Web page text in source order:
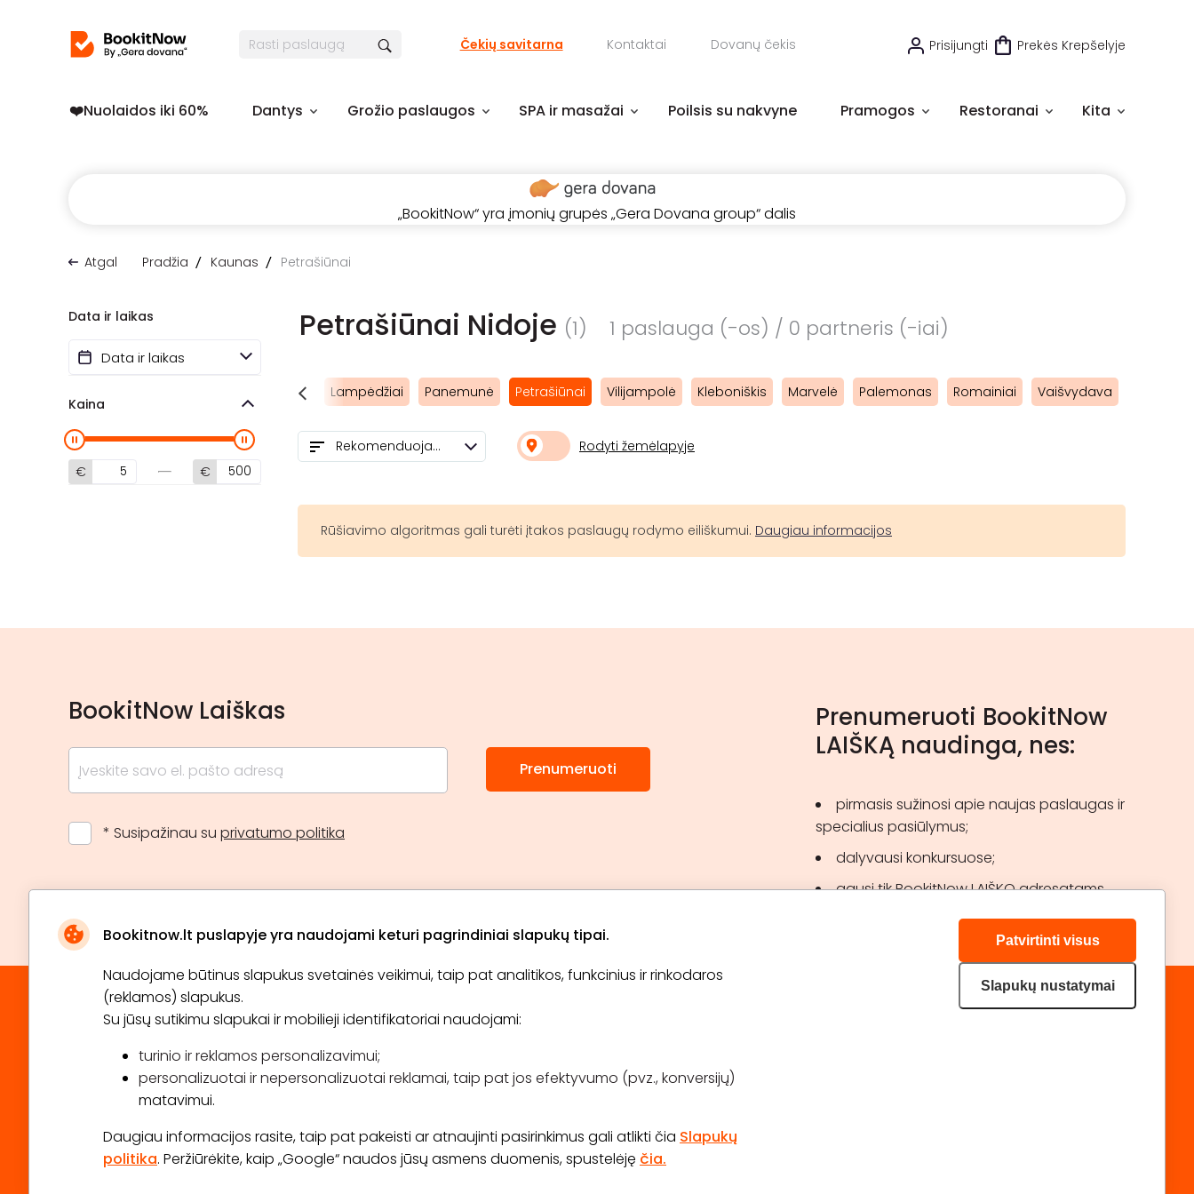
Bookitnow.lt puslapyje yra naudojami keturi pagrindiniai slapukų tipai.
Naudojame būtinus slapukus svetainės veikimui, taip pat analitikos, funkcinius ir rinkodaros
(reklamos) slapukus.
Su jūsų sutikimu slapukai ir mobilieji identifikatoriai naudojami:
turinio ir reklamos personalizavimui;
personalizuotai ir nepersonalizuotai reklamai, taip pat jos efektyvumo (pvz., konversijų)
matavimui.
Daugiau informacijos rasite, taip pat pakeisti ar atnaujinti pasirinkimus gali atlikti čia Slapukų
politika. Peržiūrėkite, kaip „Google“ naudos jūsų asmens duomenis, spustelėję čia.
Patvirtinti visus
Slapukų nustatymai
Čekių savitarna Kontaktai Dovanų čekis Prisijungti Prekės Krepšelyje
❤️️Nuolaidos iki 60% Dantys Grožio paslaugos SPA ir masažai Poilsis su nakvyne Pramogos Restoranai Kita
„BookitNow“ yra įmonių grupės „Gera Dovana group“ dalis
Atgal Pradžia Kaunas Petrašiūnai
Petrašiūnai Nidoje (1) 1 paslauga (-os) / 0 partneris (-iai)
Kalniečiai Lampėdžiai Panemunė Petrašiūnai Vilijampolė Kleboniškis Marvelė Palemonas Romainiai Vaišvydava
Data ir laikas
Kaina
€ €
Rekomenduojami Rodyti žemėlapyje
Rūšiavimo algoritmas gali turėti įtakos paslaugų rodymo eiliškumui. Daugiau informacijos
BookitNow Laiškas
* Susipažinau su privatumo politika
Prenumeruoti
Prenumeruoti BookitNow
LAIŠKĄ naudinga, nes:
pirmasis sužinosi apie naujas paslaugas ir
specialius pasiūlymus;
dalyvausi konkursuose;
gausi tik BookitNow LAIŠKO adresatams
TINKLARAŠTIS
Pirkimo taisyklės
Kontaktai
DRAUGAUKIME: